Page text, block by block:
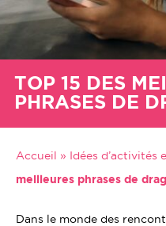
TOP 15 DES
PHRASES DE
Accueil » Idées d’activités
meilleures phrases de
Dans le monde des